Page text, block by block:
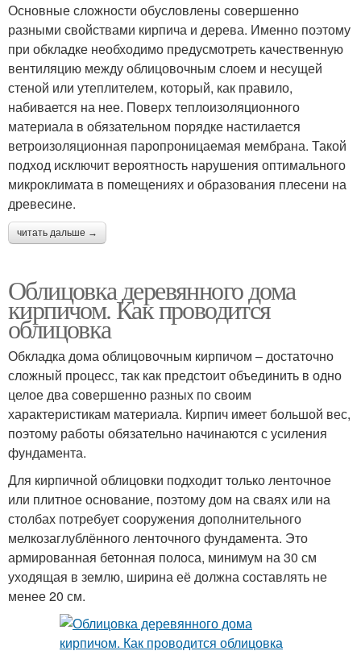
Основные сложности обусловлены совершенно
разными свойствами кирпича и дерева. Именно поэтому
при обкладке необходимо предусмотреть качественную
вентиляцию между облицовочным слоем и несущей
стеной или утеплителем, который, как правило,
набивается на нее. Поверх теплоизоляционного
материала в обязательном порядке настилается
ветроизоляционная паропроницаемая мембрана. Такой
подход исключит вероятность нарушения оптимального
микроклимата в помещениях и образования плесени на
древесине.
читать дальше →
Облицовка деревянного дома
кирпичом. Как проводится
облицовка
Обкладка дома облицовочным кирпичом – достаточно
сложный процесс, так как предстоит объединить в одно
целое два совершенно разных по своим
характеристикам материала. Кирпич имеет большой вес,
поэтому работы обязательно начинаются с усиления
фундамента.
Для кирпичной облицовки подходит только ленточное
или плитное основание, поэтому дом на сваях или на
столбах потребует сооружения дополнительного
мелкозаглублённого ленточного фундамента. Это
армированная бетонная полоса, минимум на 30 см
уходящая в землю, ширина её должна составлять не
менее 20 см.